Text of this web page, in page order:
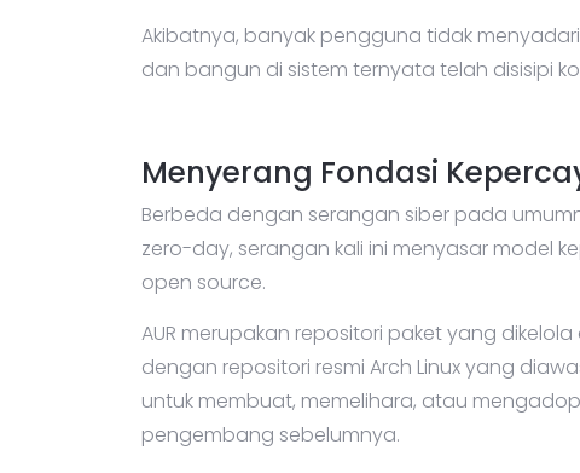
Akibatnya, banyak pengguna tidak
dan bangun di sistem ternyata telah disisipi
Menyerang Fondasi
Berbeda dengan serangan siber pada
zero-day, serangan kali ini menyasar model
open source.
AUR merupakan repositori paket yang
dengan repositori resmi Arch Linux yang
untuk membuat, memelihara, atau
pengembang sebelumnya.